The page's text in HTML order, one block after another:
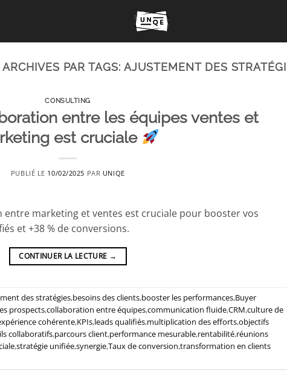
ARCHIVES PAR TAGS: AJUSTEMENT DES
CONSULTING
entre les équipes ventes et
est cruciale
PUBLIÉ LE 10/02/2025 PAR UNIQE
marketing et ventes est cruciale pour booster vos
et +38 % de conversions.
CONTINUER LA LECTURE →
des stratégies,besoins des clients,booster les performances,Buyer
prospects,collaboration entre équipes,communication fluide,CRM,culture de
cohérente,KPIs,leads qualifiés,multiplication des efforts,objectifs
collaboratifs,parcours client,performance mesurable,rentabilité,réunions
,stratégie unifiée,synergie,Taux de conversion,transformation en clients